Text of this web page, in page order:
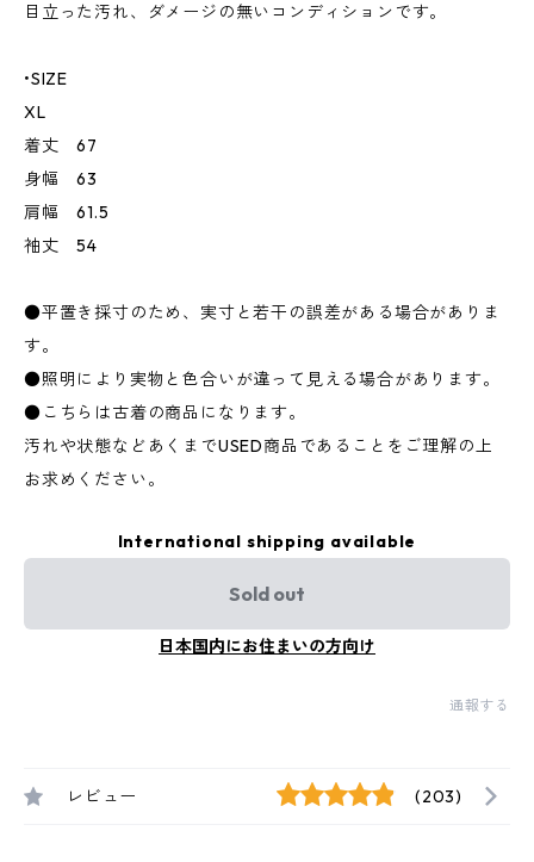
目立った汚れ、ダメージの無いコンディションです。
•SIZE
XL
着丈 67
身幅 63
肩幅 61.5
袖丈 54
●平置き採寸のため、実寸と若干の誤差がある場合がありま
す。
●照明により実物と色合いが違って見える場合があります。
●こちらは古着の商品になります。
汚れや状態などあくまでUSED商品であることをご理解の上
お求めください。
International shipping available
Sold out
日本国内にお住まいの方向け
通報する
レビュー (203)